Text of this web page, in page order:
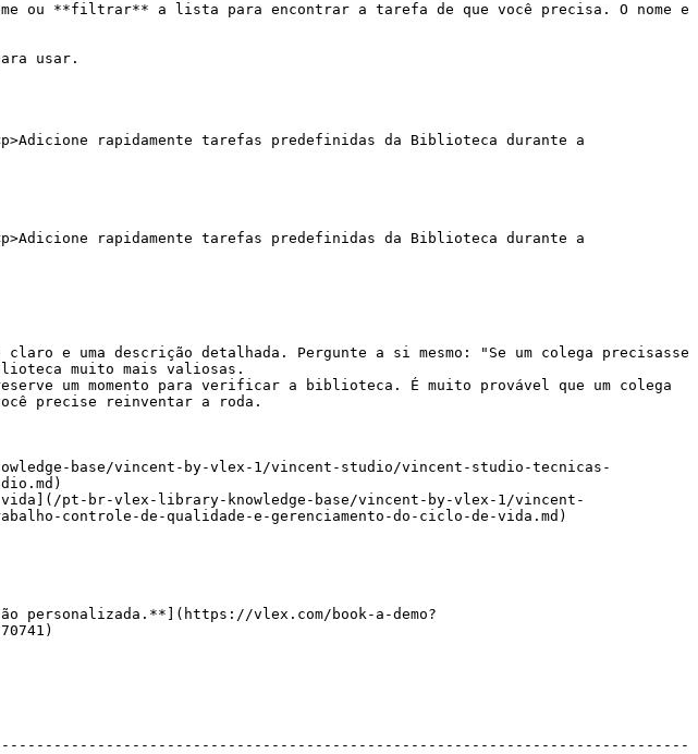
ou **filtrar** a lista para encontrar a tarefa de que você precisa. O nome e
usar.
rapidamente tarefas predefinidas da Biblioteca durante a
rapidamente tarefas predefinidas da Biblioteca durante a
e uma descrição detalhada. Pergunte a si mesmo: "Se um colega precisasse
muito mais valiosas.
um momento para verificar a biblioteca. É muito provável que um colega
precise reinventar a roda.
base/vincent-by-vlex-1/vincent-studio/vincent-studio-tecnicas-
pt-br-vlex-library-knowledge-base/vincent-by-vlex-1/vincent-
controle-de-qualidade-e-gerenciamento-do-ciclo-de-vida.md)
personalizada.**](https://vlex.com/book-a-demo?